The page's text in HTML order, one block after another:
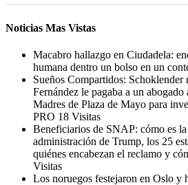
Noticias Mas Vistas
Macabro hallazgo en Ciudadela:
humana dentro un bolso en un
Sueños Compartidos: Schoklender
Fernández le pagaba a un
Madres de Plaza de Mayo para
PRO 18 Visitas
Beneficiarios de SNAP: cómo es la
administración de Trump, los 25
quiénes encabezan el reclamo y
Visitas
Los noruegos festejaron en Oslo y